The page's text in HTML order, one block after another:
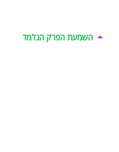
השמעת הפרק הנלמד